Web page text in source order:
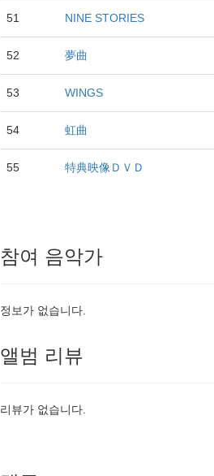
51 NINE STORIES
52 夢曲
53 WINGS
54 虹曲
55 特典映像ＤＶＤ
참여 음악가
정보가 없습니다.
앨범 리뷰
리뷰가 없습니다.